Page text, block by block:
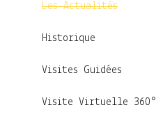
Les Actualités
Historique
Visites Guidées
Visite Virtuelle 360°